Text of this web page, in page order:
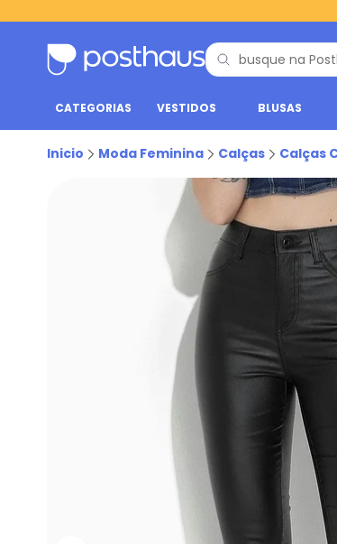
CATEGORIAS VESTIDOS BLUSAS
Inicio Moda Feminina Calças Calças